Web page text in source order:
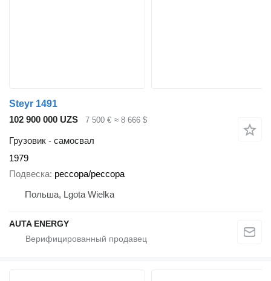
Steyr 1491
102 900 000 UZS
7 500 € ≈ 8 666 $
Грузовик - самосвал
1979
Подвеска рессора/рессора
Польша, Lgota Wielka
AUTA ENERGY